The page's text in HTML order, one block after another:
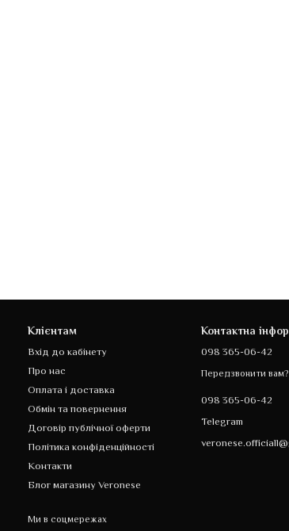
Клієнтам
Вхід до кабінету
Про нас
Оплата і доставка
Обмін та повернення
Договір публічної оферти
Політика конфіденційності
Контакти
Блог магазину Veronese
Ми в соцмережах
Контактна
098 365-06-42
Передзвонити вам?
098 365-06-42
Telegram